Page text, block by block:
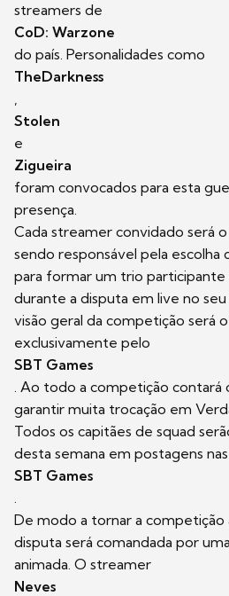
streamers de
CoD: Warzone
do país. Personalidades como
TheDarkness
,
Stolen
e
Zigueira
foram convocados para esta
presença.
Cada streamer convidado será
sendo responsável pela escolha
para formar um trio participante
durante a disputa em live no seu
visão geral da competição será
exclusivamente pelo
SBT Games
. Ao todo a competição contará
garantir muita trocação em
Todos os capitães de squad
desta semana em postagens
SBT Games
.
De modo a tornar a competição
disputa será comandada por
animada. O streamer
Neves